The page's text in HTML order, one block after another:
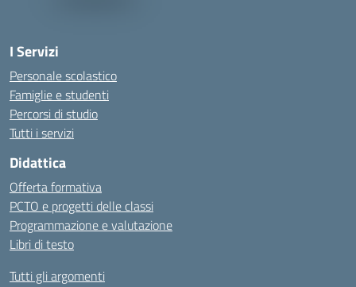
I Servizi
Personale scolastico
Famiglie e studenti
Percorsi di studio
Tutti i servizi
Didattica
Offerta formativa
PCTO e progetti delle classi
Programmazione e valutazione
Libri di testo
Tutti gli argomenti